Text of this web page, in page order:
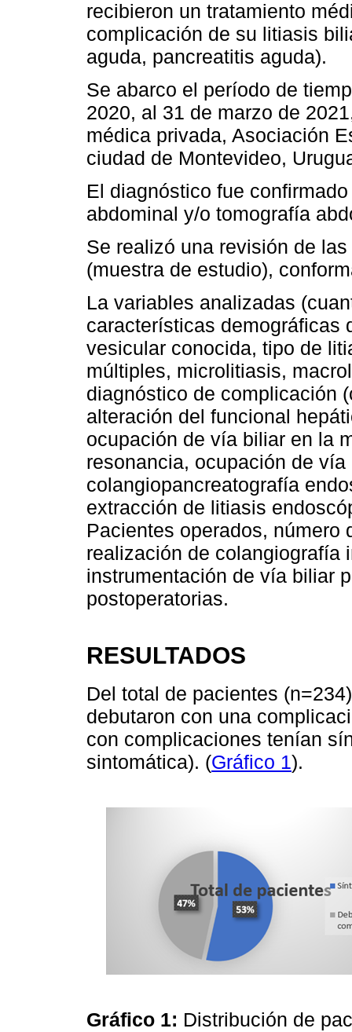
recibieron un tratamiento
complicación de su litiasis
aguda, pancreatitis aguda).
Se abarco el período de
2020, al 31 de marzo de
médica privada, Asociación
ciudad de Montevideo,
El diagnóstico fue
abdominal y/o tomografía
Se realizó una revisión de
(muestra de estudio),
La variables analizadas
características demográficas
vesicular conocida, tipo de
múltiples, microlitiasis,
diagnóstico de complicación
alteración del funcional
ocupación de vía biliar en la
resonancia, ocupación de
colangiopancreatografía
extracción de litiasis
Pacientes operados,
realización de colangiografía
instrumentación de vía biliar
postoperatorias.
RESULTADOS
Del total de pacientes
debutaron con una
con complicaciones tenían
sintomática). (Gráfico 1).
Gráfico 1: Distribución de